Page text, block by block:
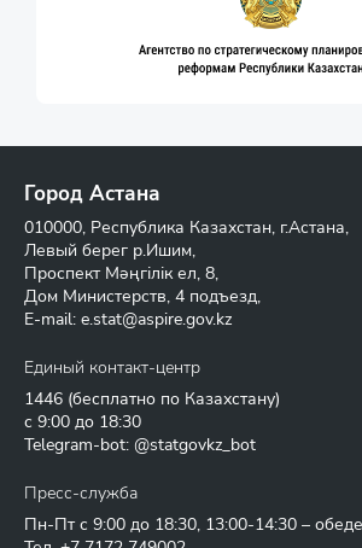
Город Астана
010000, Республика Казахстан, г.Астана,
Левый берег р.Ишим,
Проспект Мәңгілік ел, 8,
Дом Министерств, 4 подъезд,
E-mail: e.stat@aspire.gov.kz
Единый контакт-центр
1446 (бесплатно по Казахстану)
с 9:00 до 18:30
Telegram-bot: @statgovkz_bot
Пресс-служба
Пн-Пт с 9:00 до 18:30, 13:00-14:30 –